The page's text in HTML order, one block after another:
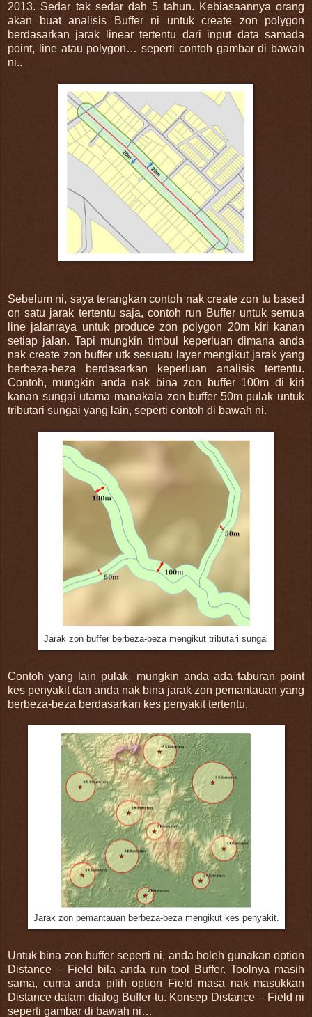
2013. Sedar tak sedar dah 5 tahun. Kebiasaannya orang
akan buat analisis Buffer ni untuk create zon polygon
berdasarkan jarak linear tertentu dari input data samada
point, line atau polygon… seperti contoh gambar di bawah
ni..
Sebelum ni, saya terangkan contoh nak create zon tu based
on satu jarak tertentu saja, contoh run Buffer untuk semua
line jalanraya untuk produce zon polygon 20m kiri kanan
setiap jalan. Tapi mungkin timbul keperluan dimana anda
nak create zon buffer utk sesuatu layer mengikut jarak yang
berbeza-beza berdasarkan keperluan analisis tertentu.
Contoh, mungkin anda nak bina zon buffer 100m di kiri
kanan sungai utama manakala zon buffer 50m pulak untuk
tributari sungai yang lain, seperti contoh di bawah ni.
Jarak zon buffer berbeza-beza mengikut tributari sungai
Contoh yang lain pulak, mungkin anda ada taburan point
kes penyakit dan anda nak bina jarak zon pemantauan yang
berbeza-beza berdasarkan kes penyakit tertentu.
Jarak zon pemantauan berbeza-beza mengikut kes penyakit.
Untuk bina zon buffer seperti ni, anda boleh gunakan option
Distance – Field bila anda run tool Buffer. Toolnya masih
sama, cuma anda pilih option Field masa nak masukkan
Distance dalam dialog Buffer tu. Konsep Distance – Field ni
seperti gambar di bawah ni…